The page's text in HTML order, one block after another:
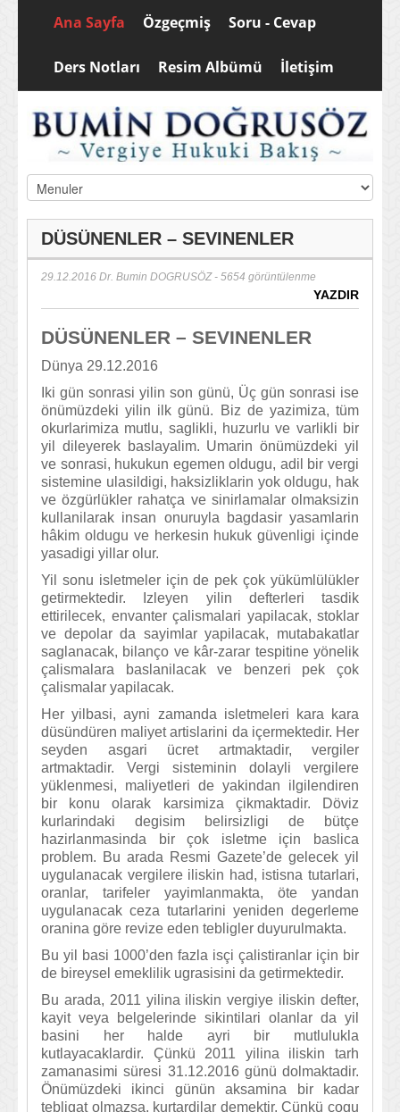
Ana Sayfa Özgeçmiş Soru - Cevap
Ders Notları Resim Albümü İletişim
DÜSÜNENLER – SEVINENLER
29.12.2016 Dr. Bumin DOGRUSÖZ- 5654 görüntülenme
YAZDIR
DÜSÜNENLER – SEVINENLER
Dünya 29.12.2016
Iki gün sonrasi yilin son günü, Üç gün sonrasi ise
önümüzdeki yilin ilk günü. Biz de yazimiza, tüm
okurlarimiza mutlu, saglikli, huzurlu ve varlikli bir
yil dileyerek baslayalim. Umarin önümüzdeki yil
ve sonrasi, hukukun egemen oldugu, adil bir vergi
sistemine ulasildigi, haksizliklarin yok oldugu, hak
ve özgürlükler rahatça ve sinirlamalar olmaksizin
kullanilarak insan onuruyla bagdasir yasamlarin
hâkim oldugu ve herkesin hukuk güvenligi içinde
yasadigi yillar olur.
Yil sonu isletmeler için de pek çok yükümlülükler
getirmektedir. Izleyen yilin defterleri tasdik
ettirilecek, envanter çalismalari yapilacak, stoklar
ve depolar da sayimlar yapilacak, mutabakatlar
saglanacak, bilanço ve kâr-zarar tespitine yönelik
çalismalara baslanilacak ve benzeri pek çok
çalismalar yapilacak.
Her yilbasi, ayni zamanda isletmeleri kara kara
düsündüren maliyet artislarini da içermektedir. Her
seyden asgari ücret artmaktadir, vergiler
artmaktadir. Vergi sisteminin dolayli vergilere
yüklenmesi, maliyetleri de yakindan ilgilendiren
bir konu olarak karsimiza çikmaktadir. Döviz
kurlarindaki degisim belirsizligi de bütçe
hazirlanmasinda bir çok isletme için baslica
problem. Bu arada Resmi Gazete’de gelecek yil
uygulanacak vergilere iliskin had, istisna tutarlari,
oranlar, tarifeler yayimlanmakta, öte yandan
uygulanacak ceza tutarlarini yeniden degerleme
oranina göre revize eden tebligler duyurulmakta.
Bu yil basi 1000’den fazla isçi çalistiranlar için bir
de bireysel emeklilik ugrasisini da getirmektedir.
Bu arada, 2011 yilina iliskin vergiye iliskin defter,
kayit veya belgelerinde sikintilari olanlar da yil
basini her halde ayri bir mutlulukla
kutlayacaklardir. Çünkü 2011 yilina iliskin tarh
zamanasimi süresi 31.12.2016 günü dolmaktadir.
Önümüzdeki ikinci günün aksamina bir kadar
tebligat olmazsa, kurtardilar demektir. Çünkü çogu